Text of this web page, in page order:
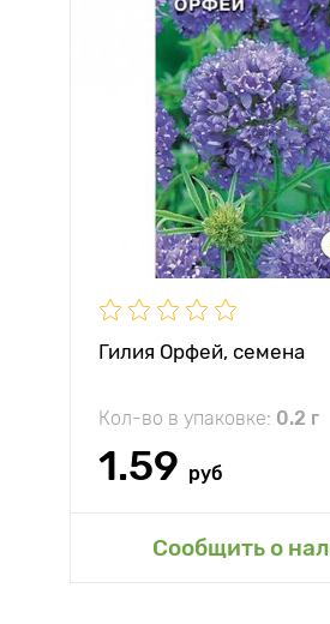
Гилия Орфей, семена
Кол-во в упаковке: 0.2 г
1.59 руб
Сообщить о